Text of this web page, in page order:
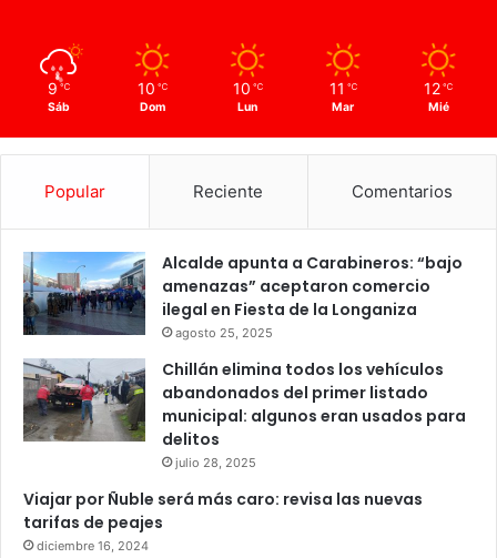
9 ℃
Sáb
10 ℃
Dom
10 ℃
Lun
11 ℃
Mar
12 ℃
Mié
Popular Reciente Comentarios
Alcalde apunta a Carabineros: “bajo
amenazas” aceptaron comercio
ilegal en Fiesta de la Longaniza
agosto 25, 2025
Chillán elimina todos los vehículos
abandonados del primer listado
municipal: algunos eran usados para
delitos
julio 28, 2025
Viajar por Ñuble será más caro: revisa las nuevas
tarifas de peajes
diciembre 16, 2024